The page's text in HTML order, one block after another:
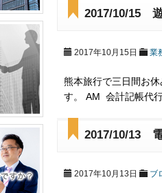
2017/10/15
2017年10月15日 業
熊本旅行で三日間お
す。 AM 会計記帳代
2017/10/13
2017年10月13日 ブ